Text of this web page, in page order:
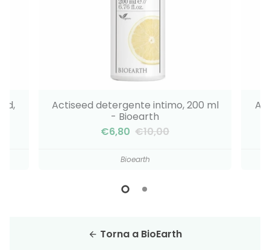
Actiseed detergente intimo, 200 ml
- Bioearth
€6,80 €10,00
Bioearth
arrow_back Torna a BioEarth